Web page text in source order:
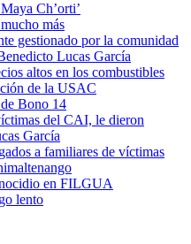
Ch’orti’
más
gestionado por la comunidad
Lucas García
altos en los combustibles
de la USAC
Bono 14
del CAI, le dieron
García
a familiares de víctimas
en FILGUA
lento